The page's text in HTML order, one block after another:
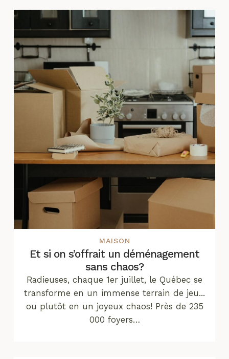
MAISON
Et si on s’offrait un déménagement
sans chaos?
Radieuses, chaque 1er juillet, le Québec se
transforme en un immense terrain de jeu...
ou plutôt en un joyeux chaos! Près de 235
000 foyers…